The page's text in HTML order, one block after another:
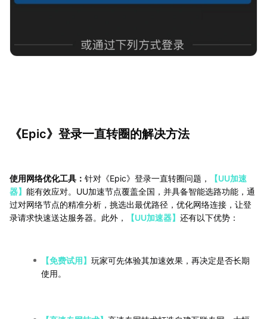
《Epic》登录一直转圈的解决方法
使用网络优化工具： 针对《Epic》登录一直转圈问题，
【UU加速
器】 能有效应对。UU加速节点覆盖全国，并具备智能选路功能，通
过对网络节点的精准分析，挑选出最优路径，优化网络连接，让登
录请求快速送达服务器。此外，
【UU加速器】 还有以下优势：
【免费试用】 玩家可先体验其加速效果，再决定是否长期
使用。